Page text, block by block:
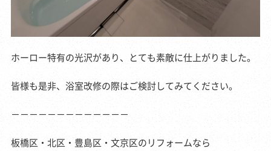
ホーロー特有の光沢があり、とても素敵に仕上がりました。
皆様も是非、浴室改修の際はご検討してみてください。
－－－－－－－－－－－－－
板橋区・北区・豊島区・文京区のリフォームなら